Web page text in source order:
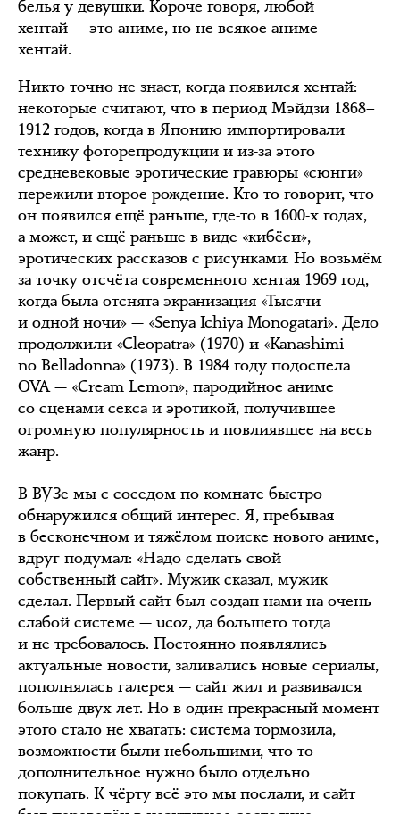
белья у девушки. Короче говоря, любой
хентай — это аниме, но не всякое аниме —
хентай.
Никто точно не знает, когда появился хентай:
некоторые считают, что в период Мэйдзи 1868–
1912 годов, когда в Японию импортировали
технику фоторепродукции и из-за этого
средневековые эротические гравюры «сюнги»
пережили второе рождение. Кто-то говорит, что
он появился ещё раньше, где-то в 1600-х годах,
а может, и ещё раньше в виде «кибёси»,
эротических рассказов с рисунками. Но возьмём
за точку отсчёта современного хентая 1969 год,
когда была отснята экранизация «Тысячи
и одной ночи» — «Senya Ichiya Monogatari». Дело
продолжили «Cleopatra» (1970) и «Kanashimi
no Belladonna» (1973). В 1984 году подоспела
OVA — «Cream Lemon», пародийное аниме
со сценами секса и эротикой, получившее
огромную популярность и повлиявшее на весь
жанр.
В ВУЗе мы с соседом по комнате быстро
обнаружился общий интерес. Я, пребывая
в бесконечном и тяжёлом поиске нового аниме,
вдруг подумал: «Надо сделать свой
собственный сайт». Мужик сказал, мужик
сделал. Первый сайт был создан нами на очень
слабой системе — ucoz, да большего тогда
и не требовалось. Постоянно появлялись
актуальные новости, заливались новые сериалы,
пополнялась галерея — сайт жил и развивался
больше двух лет. Но в один прекрасный момент
этого стало не хватать: система тормозила,
возможности были небольшими, что-то
дополнительное нужно было отдельно
покупать. К чёрту всё это мы послали, и сайт